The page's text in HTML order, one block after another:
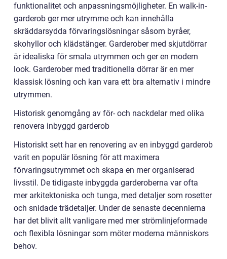
funktionalitet och anpassningsmöjligheter. En walk-in-
garderob ger mer utrymme och kan innehålla
skräddarsydda förvaringslösningar såsom byråer,
skohyllor och klädstänger. Garderober med skjutdörrar
är idealiska för smala utrymmen och ger en modern
look. Garderober med traditionella dörrar är en mer
klassisk lösning och kan vara ett bra alternativ i mindre
utrymmen.
Historisk genomgång av för- och nackdelar med olika
renovera inbyggd garderob
Historiskt sett har en renovering av en inbyggd garderob
varit en populär lösning för att maximera
förvaringsutrymmet och skapa en mer organiserad
livsstil. De tidigaste inbyggda garderoberna var ofta
mer arkitektoniska och tunga, med detaljer som rosetter
och snidade trädetaljer. Under de senaste decennierna
har det blivit allt vanligare med mer strömlinjeformade
och flexibla lösningar som möter moderna människors
behov.